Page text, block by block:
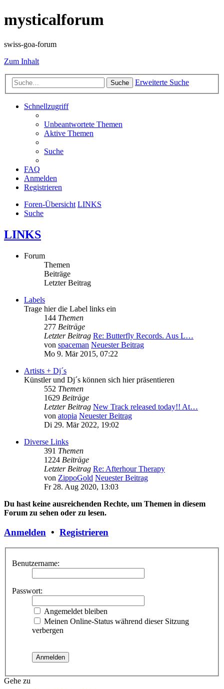
mysticalforum
swiss-goa-forum
Zum Inhalt
Suche Erweiterte Suche
Schnellzugriff
Unbeantwortete Themen
Aktive Themen
Suche
FAQ
Anmelden
Registrieren
Foren-Übersicht LINKS
Suche
LINKS
Forum
Themen
Beiträge
Letzter Beitrag
Labels
Trage hier die Label links ein
144 Themen
277 Beiträge
Letzter Beitrag Re: Butterfly Records. Aus L…
von spaceman Neuester Beitrag
Mo 9. Mär 2015, 07:22
Artists + Dj´s
Künstler und Dj´s können sich hier präsentieren
552 Themen
1629 Beiträge
Letzter Beitrag New Track released today!! At…
von atopia Neuester Beitrag
Di 29. Mär 2022, 19:02
Diverse Links
391 Themen
1224 Beiträge
Letzter Beitrag Re: Afterhour Therapy
von ZippoGold Neuester Beitrag
Fr 28. Aug 2020, 13:03
Du hast keine ausreichenden Rechte, um Themen in diesem
Forum zu sehen oder zu lesen.
Anmelden • Registrieren
Benutzername:
Passwort:
Angemeldet bleiben
Meinen Online-Status während dieser Sitzung
verbergen
Gehe zu